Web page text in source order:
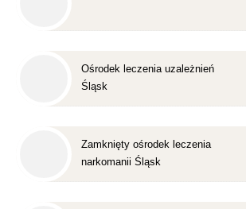
Ośrodek leczenia uzależnień
Śląsk
Zamknięty ośrodek leczenia
narkomanii Śląsk